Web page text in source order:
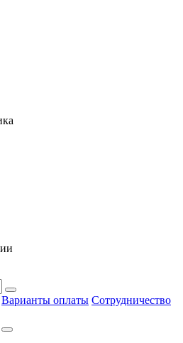
Варианты оплаты Сотрудничество